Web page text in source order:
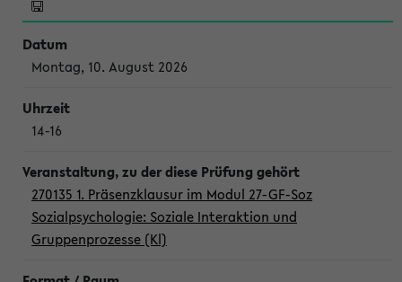
Montag, 10. August 2026
14-16
270135 1. Präsenzklausur im Modul 27-GF-Soz
Sozialpsychologie: Soziale Interaktion und
Gruppenprozesse (Kl)